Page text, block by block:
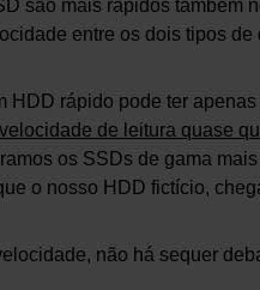
são mais rápidos também
entre os dois tipos de
HDD rápido pode ter
de leitura quase
os SSDs de gama
o nosso HDD fictício,
não há sequer